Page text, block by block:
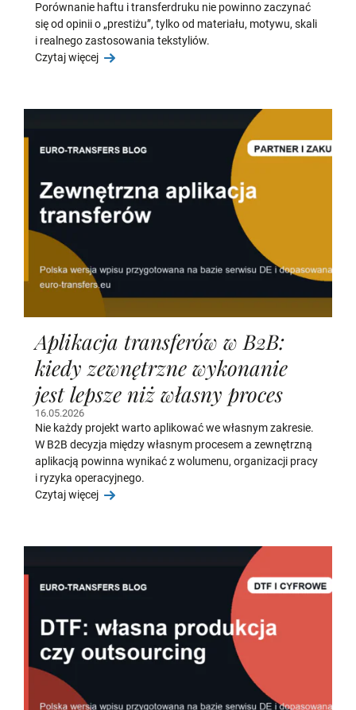
Porównanie haftu i transferdruku nie powinno zaczynać
się od opinii o „prestiżu”, tylko od materiału, motywu, skali
i realnego zastosowania tekstyliów.
Czytaj więcej
Aplikacja transferów w B2B:
kiedy zewnętrzne wykonanie
jest lepsze niż własny proces
16.05.2026
Nie każdy projekt warto aplikować we własnym zakresie.
W B2B decyzja między własnym procesem a zewnętrzną
aplikacją powinna wynikać z wolumenu, organizacji pracy
i ryzyka operacyjnego.
Czytaj więcej